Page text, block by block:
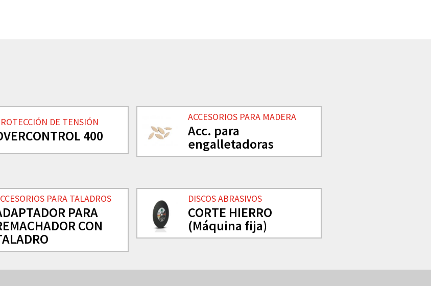
DE TENSIÓN
400
ACCESORIOS PARA MADERA
Acc. para
engalletadoras
PARA TALADROS
PARA
CON
DISCOS ABRASIVOS
CORTE HIERRO
(Máquina fija)